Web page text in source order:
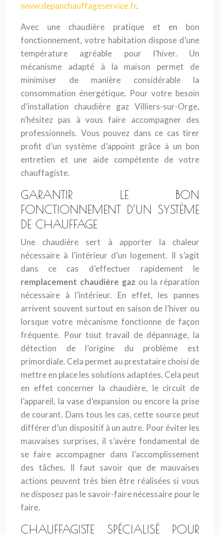
www.depanchauffageservice.fr.
Avec une chaudière pratique et en bon
fonctionnement, votre habitation dispose d’une
température agréable pour l’hiver. Un
mécanisme adapté à la maison permet de
minimiser de manière considérable la
consommation énergétique. Pour votre besoin
d’installation chaudière gaz Villiers-sur-Orge,
n’hésitez pas à vous faire accompagner des
professionnels. Vous pouvez dans ce cas tirer
profit d’un système d’appoint grâce à un bon
entretien et une aide compétente de votre
chauffagiste.
GARANTIR LE BON
FONCTIONNEMENT D’UN SYSTÈME
DE CHAUFFAGE
Une chaudière sert à apporter la chaleur
nécessaire à l’intérieur d’un logement. Il s’agit
dans ce cas d’effectuer rapidement le
remplacement chaudière gaz ou la réparation
nécessaire à l’intérieur. En effet, les pannes
arrivent souvent surtout en saison de l’hiver ou
lorsque votre mécanisme fonctionne de façon
fréquente. Pour tout travail de dépannage, la
détection de l’origine du problème est
primordiale. Cela permet au prestataire choisi de
mettre en place les solutions adaptées. Cela peut
en effet concerner la chaudière, le circuit de
l’appareil, la vase d’expansion ou encore la prise
de courant. Dans tous les cas, cette source peut
différer d’un dispositif à un autre. Pour éviter les
mauvaises surprises, il s’avère fondamental de
se faire accompagner dans l’accomplissement
des tâches. Il faut savoir que de mauvaises
actions peuvent très bien être réalisées si vous
ne disposez pas le savoir-faire nécessaire pour le
faire.
CHAUFFAGISTE SPÉCIALISÉ POUR